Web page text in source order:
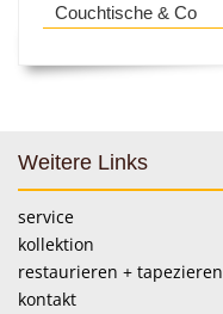
Couchtische & Co
Weitere Links
service
kollektion
restaurieren + tapezieren
kontakt